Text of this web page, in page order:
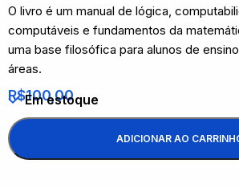
O livro é um manual de lógica,
computáveis e fundamentos da
uma base filosófica para alunos de
áreas.
R$100,00
Em estoque
ADICIONAR AO